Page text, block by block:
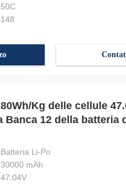
50C
148
Kg delle cellule
Banca 12 della batteria
Batteria Li-Po
30000 mAh
47.04V